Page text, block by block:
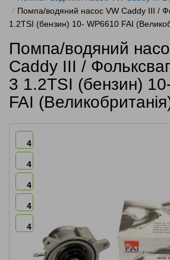
Помпа/водяний насос VW Caddy III /
1.2TSI (бензин) 10- WP6610 FAI
Помпа/водяний
Caddy III /
3 1.2TSI (бензин)
FAI
4
4
4
4
4